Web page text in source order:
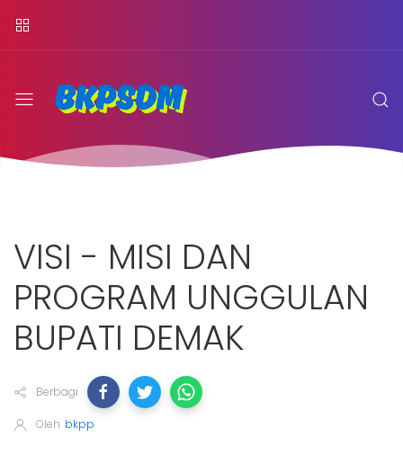
VISI - MISI DAN
PROGRAM UNGGULAN
BUPATI DEMAK
Berbagi
Oleh bkpp